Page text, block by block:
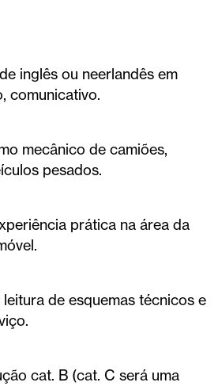
inglês ou neerlandês em
comunicativo.
mecânico de camiões,
pesados.
prática na área da
de esquemas técnicos e
cat. B (cat. C será uma